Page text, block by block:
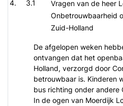
3.1
Vragen van de heer
Onbetrouwbaarheid
Zuid-Holland
De afgelopen weken
ontvangen dat het
Holland, verzorgd door
betrouwbaar is. Kinderen
bus richting onder andere
In de ogen van Moerdijk